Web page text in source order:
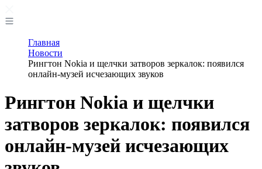
Главная
Новости
Рингтон Nokia и щелчки затворов зеркалок: появился
онлайн-музей исчезающих звуков
Рингтон Nokia и щелчки
затворов зеркалок: появился
онлайн-музей исчезающих